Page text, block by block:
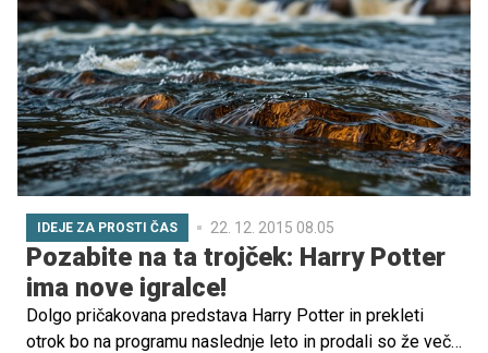
IDEJE ZA PROSTI ČAS 22. 12. 2015 08.05
Pozabite na ta trojček: Harry Potter
ima nove igralce!
Dolgo pričakovana predstava Harry Potter in prekleti
otrok bo na programu naslednje leto in prodali so že več